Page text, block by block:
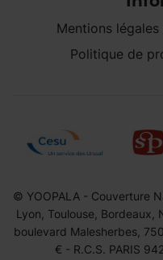
Mentions
Politique de
© YOOPALA - Couverture
Lyon, Toulouse, Bordeaux,
boulevard Malesherbes,
€ - R.C.S. PARIS